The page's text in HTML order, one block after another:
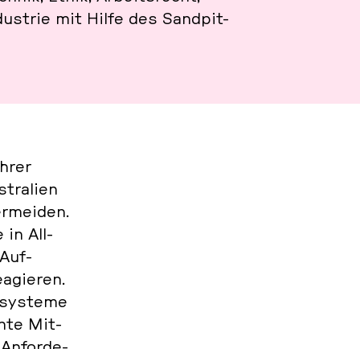
mit Hilfe des Sandpit-
in All­
Auf­
Mit­